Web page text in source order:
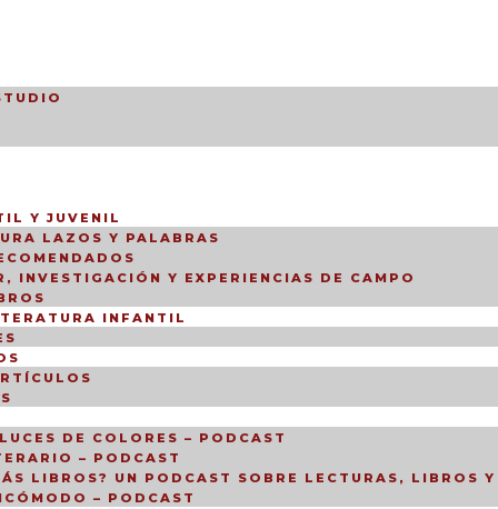
Y JUVENIL
LAZOS Y PALABRAS
INVESTIGACIÓN Y EXPERIENCIAS DE CAMPO
INFANTIL
DE COLORES – PODCAST
– PODCAST
LIBROS? UN PODCAST SOBRE LECTURAS, LIBROS
– PODCAST